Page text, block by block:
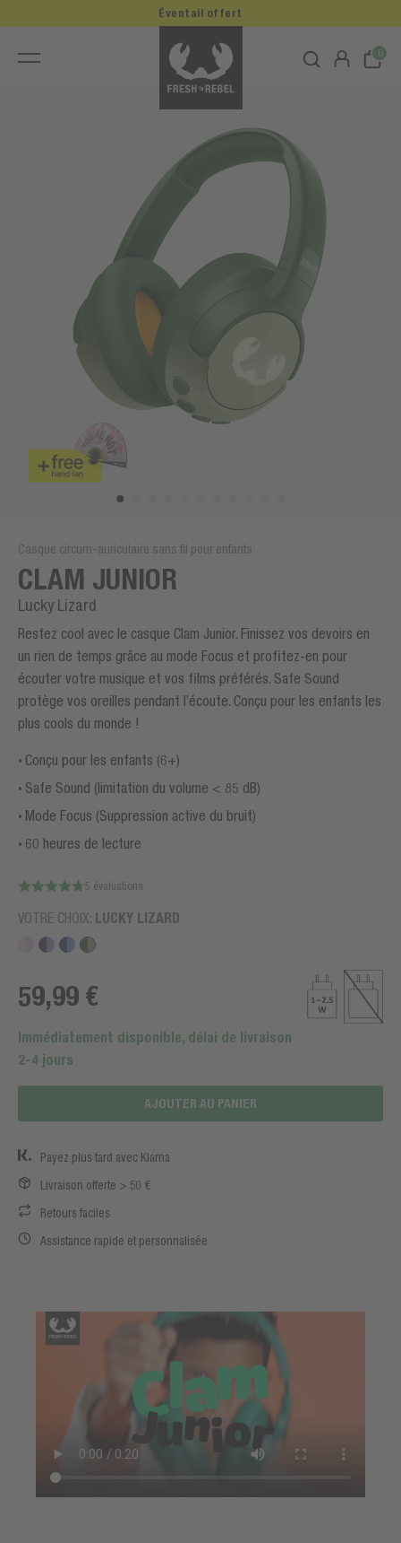
0
Éventail offert
Casque circum-auriculaire sans fil pour enfants
CLAM JUNIOR
Lucky Lizard
Restez cool avec le casque Clam Junior. Finissez vos devoirs en
un rien de temps grâce au mode Focus et profitez-en pour
écouter votre musique et vos films préférés. Safe Sound
protège vos oreilles pendant l’écoute. Conçu pour les enfants les
plus cools du monde !
Conçu pour les enfants (6+)
Safe Sound (limitation du volume < 85 dB)
Mode Focus (Suppression active du bruit)
60 heures de lecture
5 évaluations
VOTRE CHOIX: LUCKY LIZARD
59,99 €
Immédiatement disponible, délai de livraison
2-4 jours
AJOUTER AU PANIER
Payez plus tard avec Klarna
Livraison offerte > 50 €
Retours faciles
Assistance rapide et personnalisée